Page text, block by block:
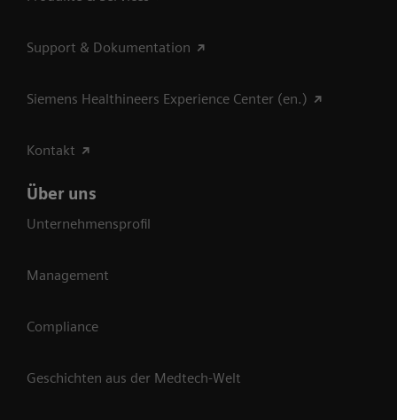
Support & Dokumentation
Siemens Healthineers Experience Center (en.)
Kontakt
Über uns
Unternehmensprofil
Management
Compliance
Geschichten aus der Medtech-Welt